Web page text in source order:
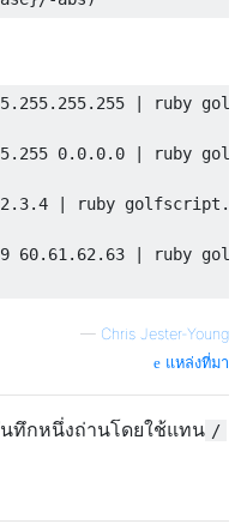
| ruby
0.0.0.0 | ruby
| ruby
60.61.62.63 | ruby
— Chris Jester-Young
แหล่งที่มา
ทึกหนึ่งถ่านโดยใช้แทน /